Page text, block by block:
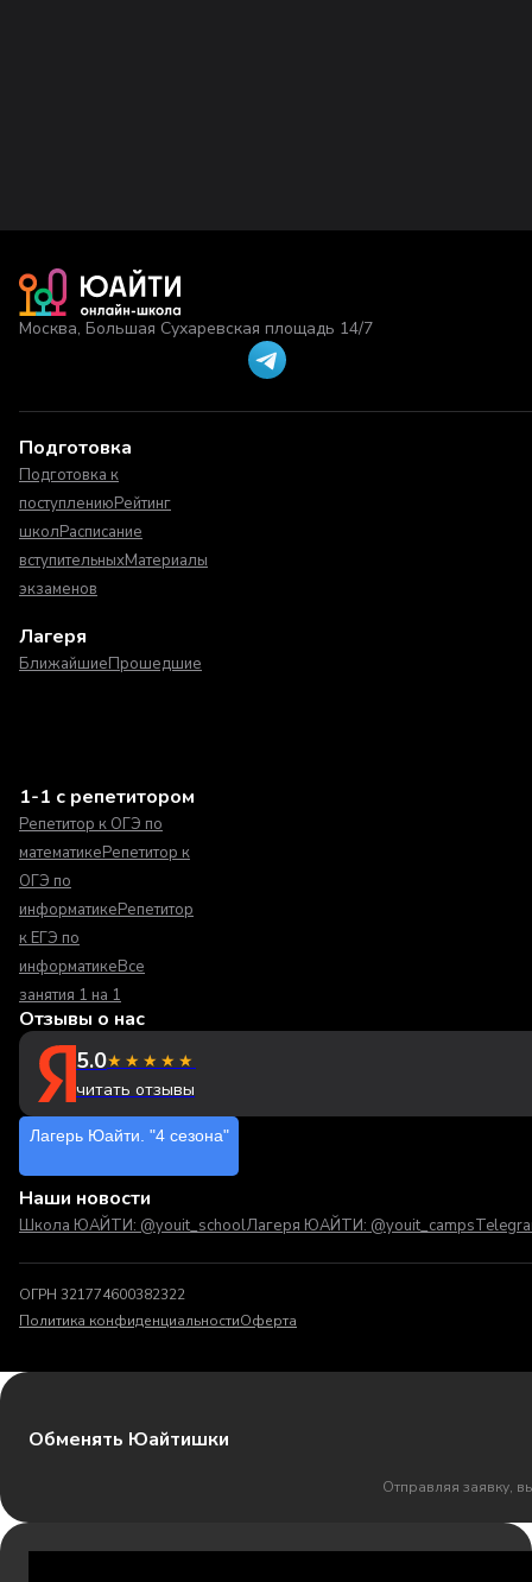
Москва, Большая Сухаревская площадь 14/7
Подготовка
Подготовка к
поступлениюРейтинг
школРасписание
вступительныхМатериалы
экзаменов
Лагеря
БлижайшиеПрошедшие
1-1 с репетитором
Репетитор к ОГЭ по
математикеРепетитор к
ОГЭ по
информатикеРепетитор
к ЕГЭ по
информатикеВсе
занятия 1 на 1
Отзывы о нас
5.0★★★★★
читать отзывы
Лагерь Юайти. "4 сезона"
Наши новости
Школа ЮАЙТИ: @youit_schoolЛагеря ЮАЙТИ: @youit_camps
ОГРН 321774600382322
Политика конфиденциальностиОферта
Обменять Юайтишки
Отправляя заявку,